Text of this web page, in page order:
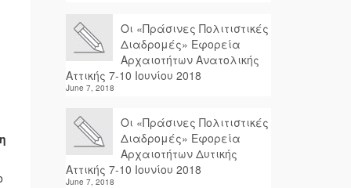
Οι «Πράσινες Πολιτιστικές
Διαδρομές» Εφορεία
Αρχαιοτήτων Ανατολικής
Αττικής 7-10 Ιουνίου 2018
June 7, 2018
Οι «Πράσινες Πολιτιστικές
Διαδρομές» Εφορεία
Αρχαιοτήτων Δυτικής
Αττικής 7-10 Ιουνίου 2018
June 7, 2018